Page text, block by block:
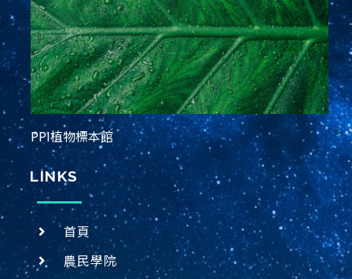
PPI植物標本館
LINKS
首頁
農民學院